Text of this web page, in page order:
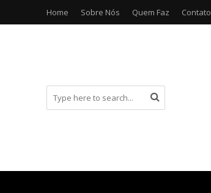
Home Sobre Nós Quem Faz Contato